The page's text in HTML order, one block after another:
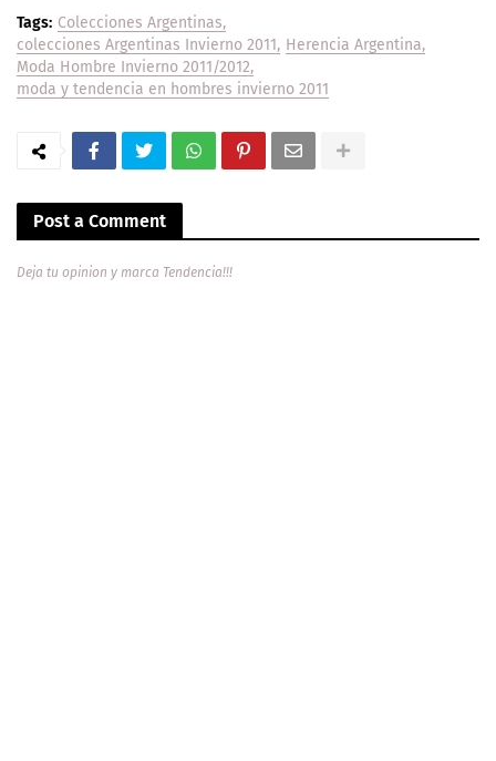
Tags: Colecciones Argentinas
colecciones Argentinas Invierno 2011 Herencia Argentina
Moda Hombre Invierno 2011/2012
moda y tendencia en hombres invierno 2011
Post a Comment
Deja tu opinion y marca Tendencia!!!